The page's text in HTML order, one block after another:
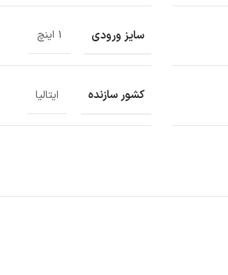
سایز ورودی 1 اینچ
کشور سازنده ایتالیا